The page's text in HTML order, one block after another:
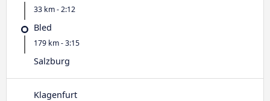
33 km - 2:12
Bled
179 km - 3:15
Salzburg
Klagenfurt